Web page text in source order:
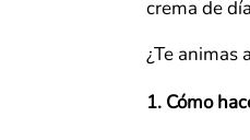
crema de
¿Te animas
1. Cómo